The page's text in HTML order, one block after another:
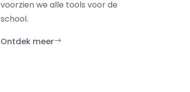
voorzien we alle tools voor de
school.
Ontdek meer